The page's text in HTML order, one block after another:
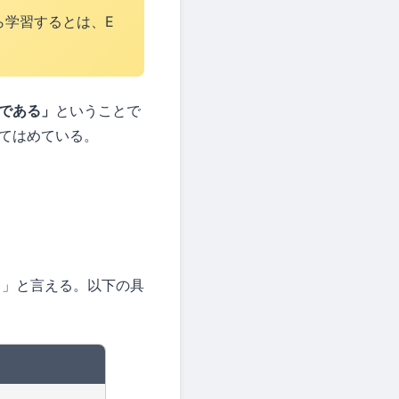
習するとは、E
ある」 ということで
めている。
と言える。以下の具